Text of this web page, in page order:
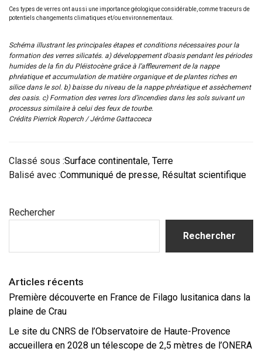
Ces types de verres ont aussi une importance géologique considérable, comme traceurs de
potentiels changements climatiques et/ou environnementaux.
Schéma illustrant les principales étapes et conditions nécessaires pour la
formation des verres silicatés. a) développement d’oasis pendant les périodes
humides de la fin du Pléistocène grâce à l’affleurement de la nappe
phréatique et accumulation de matière organique et de plantes riches en
silice dans le sol. b) baisse du niveau de la nappe phréatique et assèchement
des oasis. c) Formation des verres lors d’incendies dans les sols suivant un
processus similaire à celui des feux de tourbe.
Crédits Pierrick Roperch / Jérôme Gattacceca
Classé sous :Surface continentale, Terre
Balisé avec :Communiqué de presse, Résultat scientifique
Barre
latérale
Rechercher
Rechercher
Articles récents
Première découverte en France de Filago lusitanica dans la
plaine de Crau
Le site du CNRS de l’Observatoire de Haute-Provence
accueillera en 2028 un télescope de 2,5 mètres de l’ONERA